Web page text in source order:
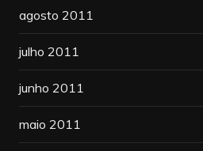
agosto 2011
julho 2011
junho 2011
maio 2011